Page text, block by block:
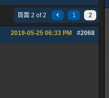
頁面 2 of 2 1 2
#2068
2019-05-25 06:33 PM